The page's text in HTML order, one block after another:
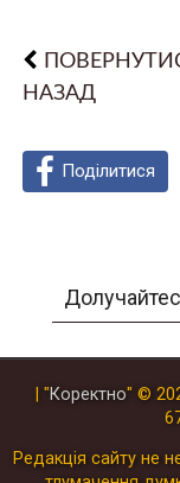
НАЗАД
Поділитися
| "Коректно" ©
Редакція сайту не